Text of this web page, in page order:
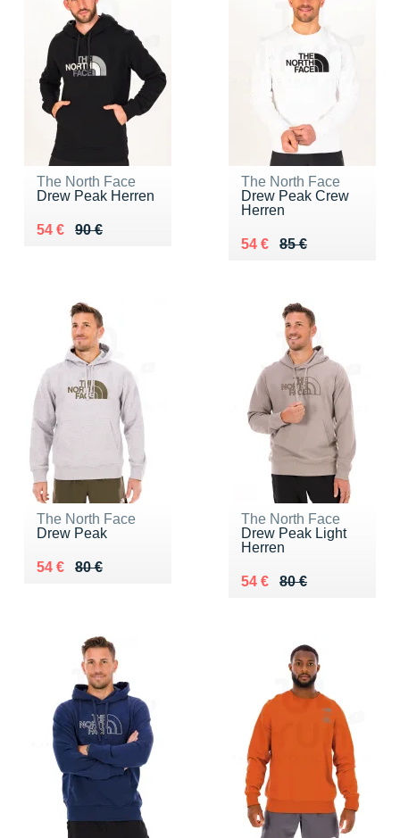
The North Face
Drew Peak Herren
90 €
Au lieu de 90 €
54 €
Vendu 54 €
The North Face
Drew Peak Crew
Herren
85 €
Au lieu de 85 €
54 €
Vendu 54 €
The North Face
Drew Peak
80 €
Au lieu de 80 €
54 €
Vendu 54 €
The North Face
Drew Peak Light
Herren
80 €
Au lieu de 80 €
54 €
Vendu 54 €